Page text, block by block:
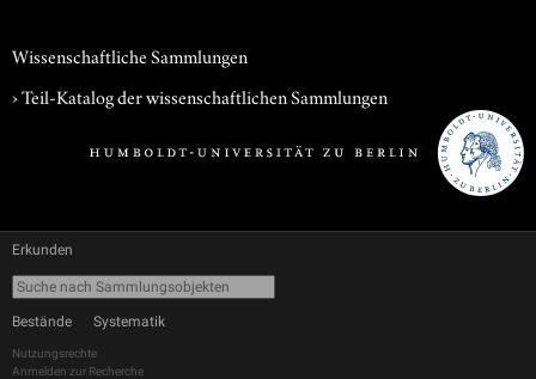
Wissenschaftliche Sammlungen
› Teil-Katalog der wissenschaftlichen Sammlungen
Erkunden
Bestände Systematik
Nutzungsrechte
Anmelden zur Recherche